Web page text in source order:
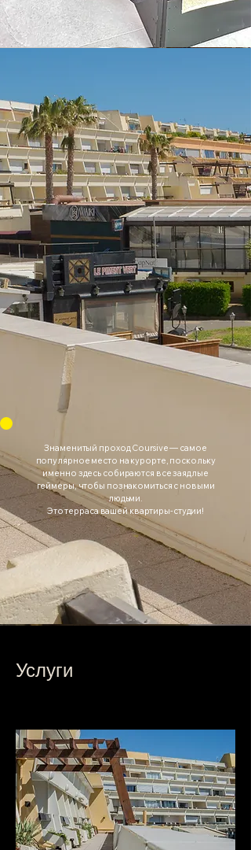
Знаменитый проход Coursive — самое
популярное место на курорте, поскольку
именно здесь собираются все заядлые
геймеры, чтобы познакомиться с новыми
людьми.
Это терраса вашей квартиры-студии!
Услуги